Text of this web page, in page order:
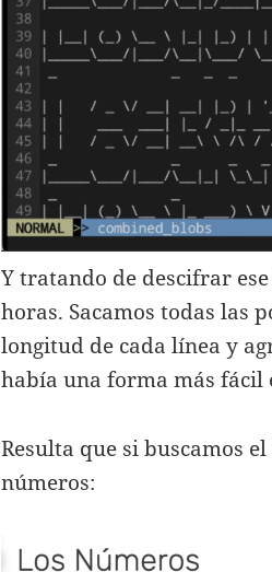
Y tratando de descifrar
horas. Sacamos todas las
longitud de cada línea y
había una forma más fácil
Resulta que si buscamos
números: